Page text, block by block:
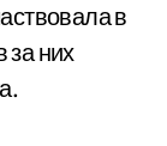
в
за них